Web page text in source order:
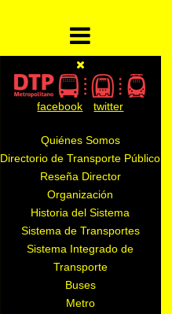
facebook twitter
Quiénes Somos
Directorio de Transporte Público
Reseña Director
Organización
Historia del Sistema
Sistema de Transportes
Sistema Integrado de
Transporte
Buses
Metro